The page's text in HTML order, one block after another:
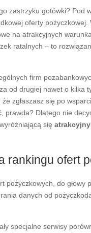
zastrzyku gotówki? Pod
oferty
na atrakcyjnych
ratalnych – to
firm
od drugiej nawet o kilka
zgłaszasz się po
prawda? Dlatego nie
się
rankingu ofert
pożyczkowych, do głowy
danych od
specjalne serwisy